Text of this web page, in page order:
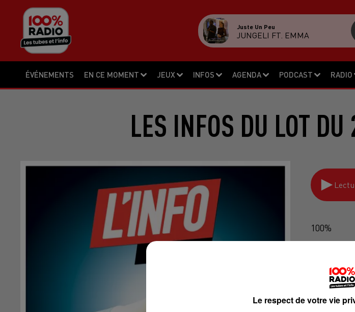
ÉVÉNEMENTS EN CE MOMENT JEUX INFOS AGENDA PODCAST RADIO
Juste Un Peu
JUNGELI FT. EMMA
LES INFOS DU LOT
100%
Le respect de votre vie